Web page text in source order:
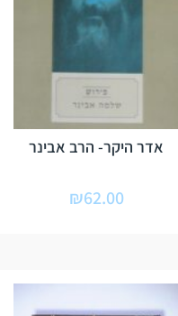
אדר היקר- הרב אבינר
₪62.00